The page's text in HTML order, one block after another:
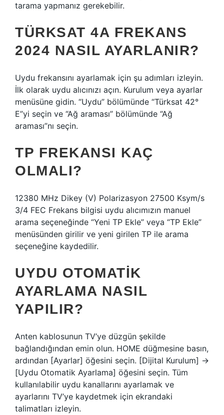
tarama yapmanız gerekebilir.
TÜRKSAT 4A FREKANS
2024 NASIL AYARLANIR?
Uydu frekansını ayarlamak için şu adımları izleyin.
İlk olarak uydu alıcınızı açın. Kurulum veya ayarlar
menüsüne gidin. “Uydu” bölümünde “Türksat 42°
E”yi seçin ve “Ağ araması” bölümünde “Ağ
araması”nı seçin.
TP FREKANSI KAÇ
OLMALI?
12380 MHz Dikey (V) Polarizasyon 27500 Ksym/s
3/4 FEC Frekans bilgisi uydu alıcımızın manuel
arama seçeneğinde “Yeni TP Ekle” veya “TP Ekle”
menüsünden girilir ve yeni girilen TP ile arama
seçeneğine kaydedilir.
UYDU OTOMATIK
AYARLAMA NASIL
YAPILIR?
Anten kablosunun TV’ye düzgün şekilde
bağlandığından emin olun. HOME düğmesine basın,
ardından [Ayarlar] öğesini seçin. [Dijital Kurulum] →
[Uydu Otomatik Ayarlama] öğesini seçin. Tüm
kullanılabilir uydu kanallarını ayarlamak ve
ayarlarını TV’ye kaydetmek için ekrandaki
talimatları izleyin.